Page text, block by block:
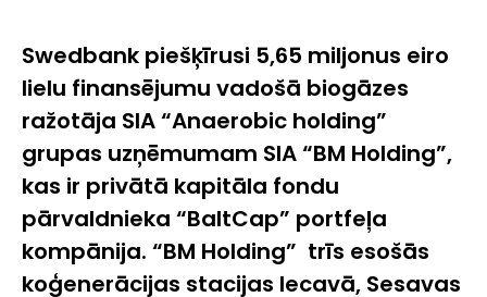
Swedbank piešķīrusi 5,65 miljonus eiro
lielu finansējumu vadošā biogāzes
ražotāja SIA “Anaerobic holding”
grupas uzņēmumam SIA “BM Holding”,
kas ir privātā kapitāla fondu
pārvaldnieka “BaltCap” portfeļa
kompānija. “BM Holding” trīs esošās
koģenerācijas stacijas Iecavā, Sesavas